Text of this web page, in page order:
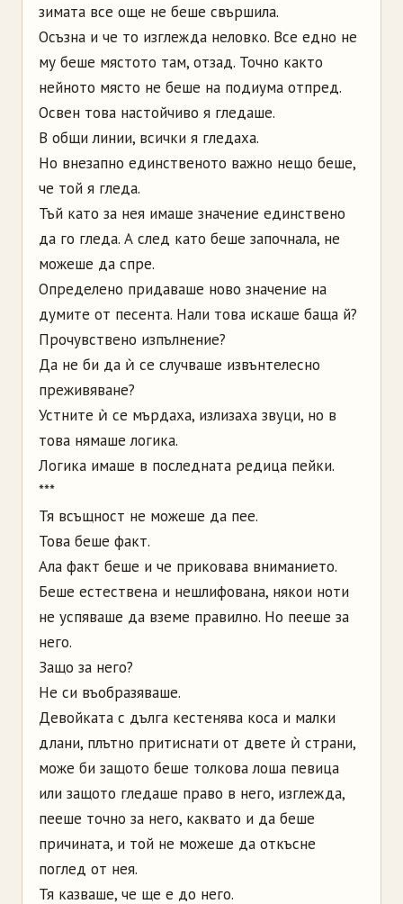
зимата все още не беше свършила.
Осъзна и че то изглежда неловко. Все едно не
му беше мястото там, отзад. Точно както
нейното място не беше на подиума отпред.
Освен това настойчиво я гледаше.
В общи линии, всички я гледаха.
Но внезапно единственото важно нещо беше,
че той я гледа.
Тъй като за нея имаше значение единствено
да го гледа. А след като беше започнала, не
можеше да спре.
Определено придаваше ново значение на
думите от песента. Нали това искаше баща й?
Прочувствено изпълнение?
Да не би да ѝ се случваше извънтелесно
преживяване?
Устните ѝ се мърдаха, излизаха звуци, но в
това нямаше логика.
Логика имаше в последната редица пейки.
***
Тя всъщност не можеше да пее.
Това беше факт.
Ала факт беше и че приковава вниманието.
Беше естествена и нешлифована, някои ноти
не успяваше да вземе правилно. Но пееше за
него.
Защо за него?
Не си въобразяваше.
Девойката с дълга кестенява коса и малки
длани, плътно притиснати от двете ѝ страни,
може би защото беше толкова лоша певица
или защото гледаше право в него, изглежда,
пееше точно за него, каквато и да беше
причината, и той не можеше да откъсне
поглед от нея.
Тя казваше, че ще е до него.